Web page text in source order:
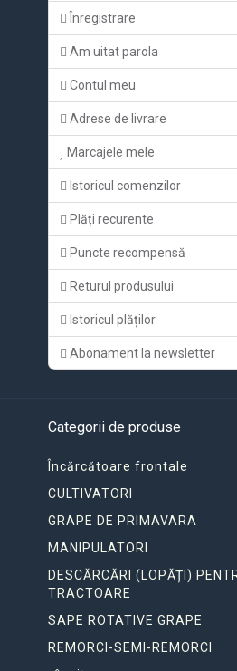
Înregistrare
Am uitat parola
Contul meu
Adrese de livrare
Marcajele mele
Istoricul comenzilor
Plăți recurente
Puncte recompensă
Returul produsului
Istoricul plăților
Abonament la newsletter
Categorii de produse
Încărcătoare frontale
CULTIVATORI
GRAPE DE PRIMAVARA
MANIPULATORI
DESCĂRCĂRI (LOPĂȚI)
TRACTOARE
SAPE ROTATIVE GRAPE
REMORCI-SEMI-REMORCI